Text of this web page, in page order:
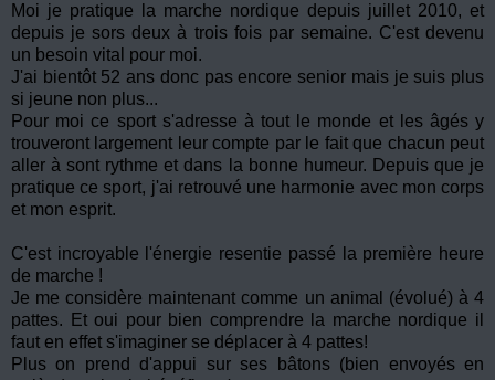
Moi je pratique la marche nordique depuis juillet 2010, et
depuis je sors deux à trois fois par semaine. C'est devenu
un besoin vital pour moi.
J'ai bientôt 52 ans donc pas encore senior mais je suis plus
si jeune non plus...
Pour moi ce sport s'adresse à tout le monde et les âgés y
trouveront largement leur compte par le fait que chacun peut
aller à sont rythme et dans la bonne humeur. Depuis que je
pratique ce sport, j'ai retrouvé une harmonie avec mon corps
et mon esprit.
C'est incroyable l'énergie resentie passé la première heure
de marche !
Je me considère maintenant comme un animal (évolué) à 4
pattes. Et oui pour bien comprendre la marche nordique il
faut en effet s'imaginer se déplacer à 4 pattes!
Plus on prend d'appui sur ses bâtons (bien envoyés en